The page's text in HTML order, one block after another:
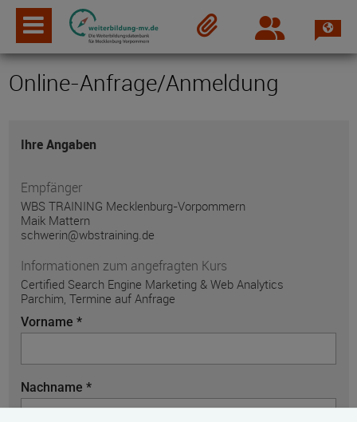
Login
Online-Anfrage/Anmeldung
Ihre Angaben
Empfänger
WBS TRAINING Mecklenburg-Vorpommern
Maik Mattern
schwerin@wbstraining.de
Informationen zum angefragten Kurs
Certified Search Engine Marketing & Web Analytics
Parchim, Termine auf Anfrage
Vorname *
Nachname *